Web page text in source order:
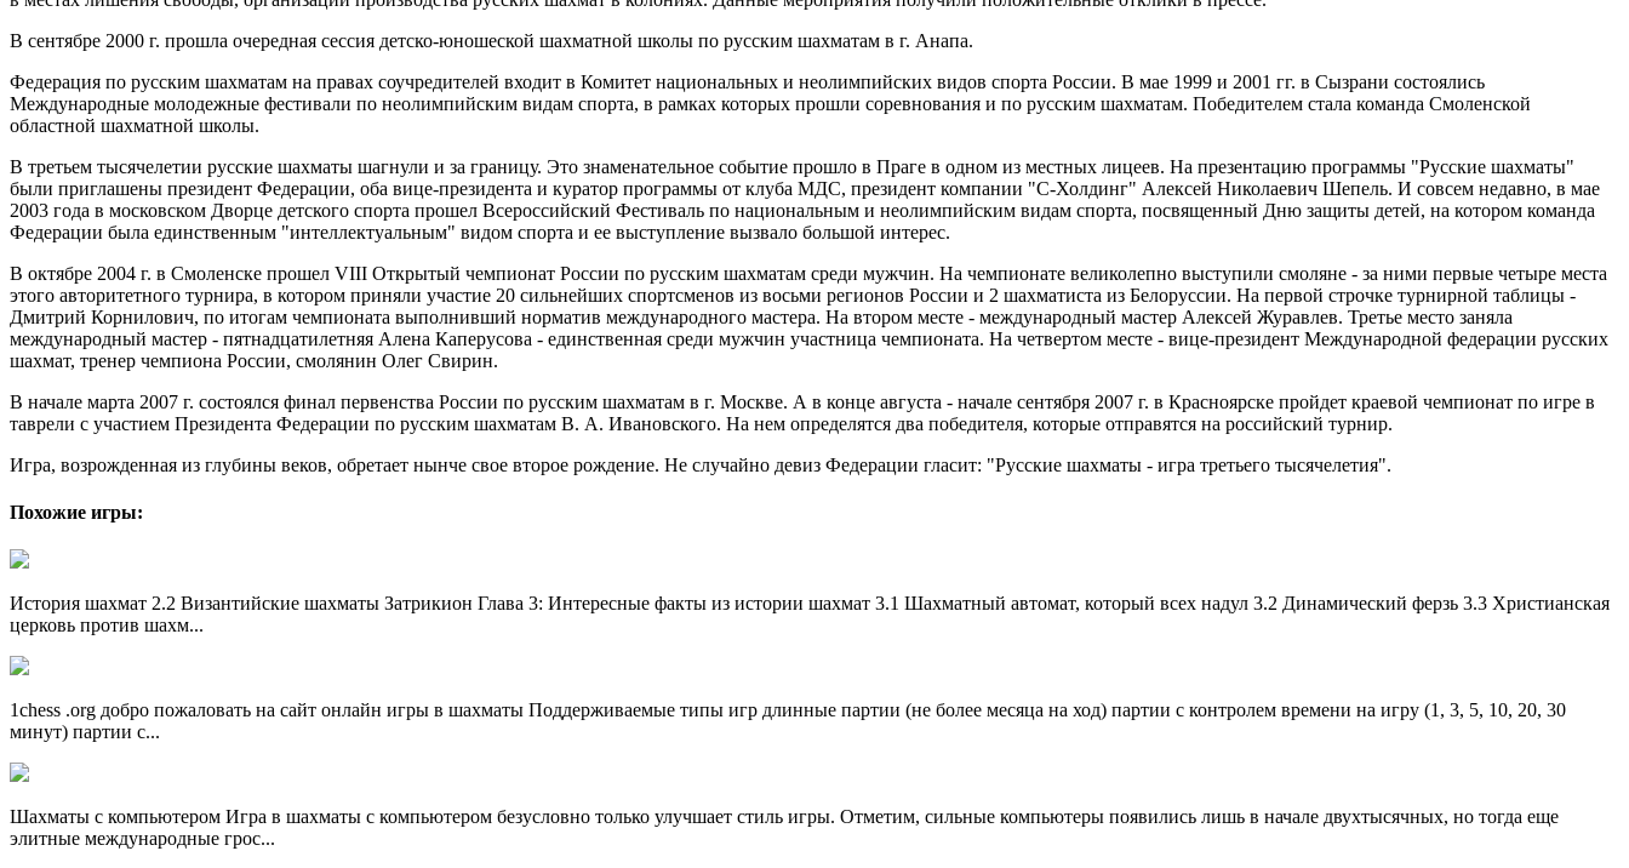
В сентябре 2000 г. прошла очередная сессия детско-юношеской шахматной школы по русским шахматам в г. Анапа.
Федерация по русским шахматам на правах соучредителей входит в Комитет национальных и неолимпийских видов спорта России. В мае 1999 и 2001 гг. в Сызрани состоялись
Международные молодежные фестивали по неолимпийским видам спорта, в рамках которых прошли соревнования и по русским шахматам. Победителем стала команда Смоленской
областной шахматной школы.
В третьем тысячелетии русские шахматы шагнули и за границу. Это знаменательное событие прошло в Праге в одном из местных лицеев. На презентацию программы "Русские шахматы"
были приглашены президент Федерации, оба вице-президента и куратор программы от клуба МДС, президент компании "С-Холдинг" Алексей Николаевич Шепель. И совсем недавно, в мае
2003 года в московском Дворце детского спорта прошел Всероссийский Фестиваль по национальным и неолимпийским видам спорта, посвященный Дню защиты детей, на котором команда
Федерации была единственным "интеллектуальным" видом спорта и ее выступление вызвало большой интерес.
В октябре 2004 г. в Смоленске прошел VIII Открытый чемпионат России по русским шахматам среди мужчин. На чемпионате великолепно выступили смоляне - за ними первые четыре места
этого авторитетного турнира, в котором приняли участие 20 сильнейших спортсменов из восьми регионов России и 2 шахматиста из Белоруссии. На первой строчке турнирной таблицы -
Дмитрий Корнилович, по итогам чемпионата выполнивший норматив международного мастера. На втором месте - международный мастер Алексей Журавлев. Третье место заняла
международный мастер - пятнадцатилетняя Алена Каперусова - единственная среди мужчин участница чемпионата. На четвертом месте - вице-президент Международной федерации русских
шахмат, тренер чемпиона России, смолянин Олег Свирин.
В начале марта 2007 г. состоялся финал первенства России по русским шахматам в г. Москве. А в конце августа - начале сентября 2007 г. в Красноярске пройдет краевой чемпионат по игре в
таврели с участием Президента Федерации по русским шахматам В. А. Ивановского. На нем определятся два победителя, которые отправятся на российский турнир.
Игра, возрожденная из глубины веков, обретает нынче свое второе рождение. Не случайно девиз Федерации гласит: "Русские шахматы - игра третьего тысячелетия".
Похожие игры:
История шахмат 2.2 Византийские шахматы Затрикион Глава 3: Интересные факты из истории шахмат 3.1 Шахматный автомат, который всех надул 3.2 Динамический ферзь 3.3 Христианская
церковь против шахм...
1chess .org добро пожаловать на сайт онлайн игры в шахматы Поддерживаемые типы игр длинные партии (не более месяца на ход) партии с контролем времени на игру (1, 3, 5, 10, 20, 30
минут) партии с...
Шахматы с компьютером Игра в шахматы с компьютером безусловно только улучшает стиль игры. Отметим, сильные компьютеры появились лишь в начале двухтысячных, но тогда еще
элитные международные грос...